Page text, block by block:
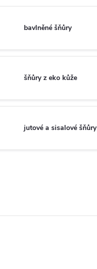
bavlněné šňůry
šňůry z eko kůže
jutové a sisalové šňůry